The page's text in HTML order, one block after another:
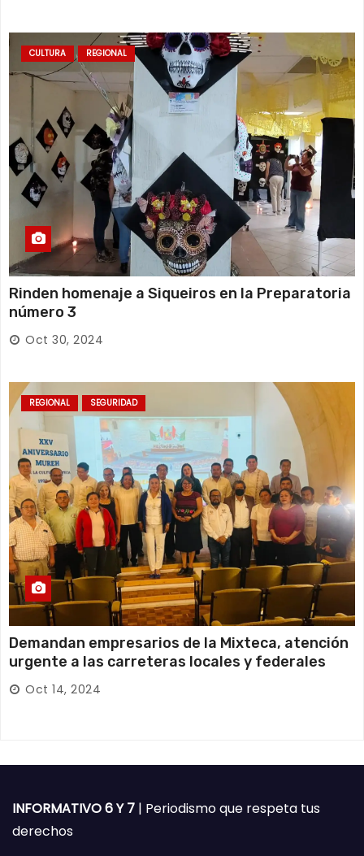
CULTURA REGIONAL
Rinden homenaje a Siqueiros en la Preparatoria
número 3
Oct 30, 2024
REGIONAL SEGURIDAD
Demandan empresarios de la Mixteca, atención
urgente a las carreteras locales y federales
Oct 14, 2024
INFORMATIVO 6 Y 7 | Periodismo que respeta tus
derechos